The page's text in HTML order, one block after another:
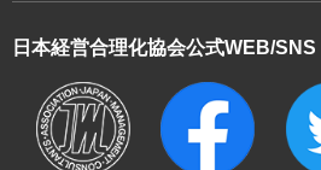
日本経営合理化協会公式WEB/SNS